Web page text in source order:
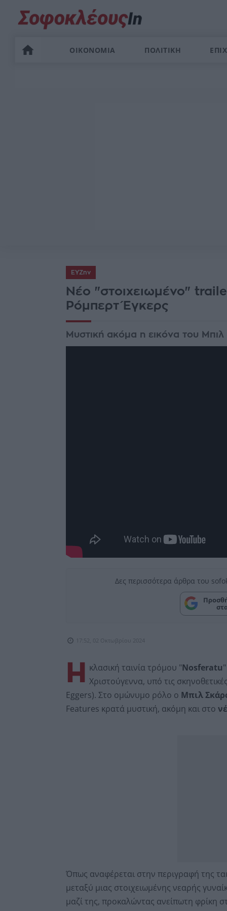
ΟΙΚΟΝΟΜΙΑ ΠΟΛΙΤΙΚΗ
ΕΥΖην
Νέο "στοιχειωμένο"
Ρόμπερτ Έγκερς
Μυστική ακόμα η εικόνα του
Δες περισσότερα άρθρα του
17:52, 02 Οκτωβρίου 2024
Η κλασική ταινία τρόμου "Nosferatu
Χριστούγεννα, υπό τις
Eggers). Στο ομώνυμο ρόλο ο Μπιλ
Features κρατά μυστική, ακόμη και στο
Όπως αναφέρεται στην περιγραφή της
μεταξύ μιας στοιχειωμένης νεαρής
μαζί της, προκαλώντας ανείπωτη φρίκη